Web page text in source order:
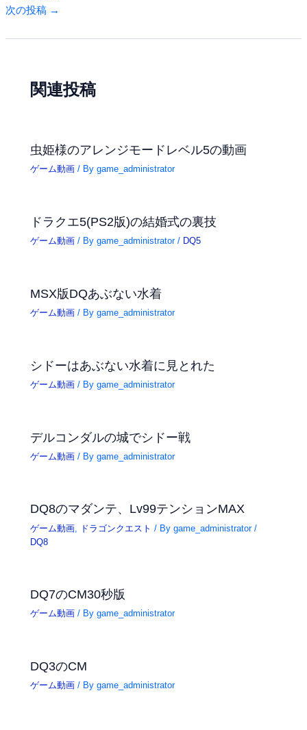
次の投稿 →
関連投稿
虫姫様のアレンジモードレベル5の動画
ゲーム動画 / Bygame_administrator
ドラクエ5(PS2版)の結婚式の裏技
ゲーム動画 / Bygame_administrator/ DQ5
MSX版DQあぶない水着
ゲーム動画 / Bygame_administrator
シドーはあぶない水着に見とれた
ゲーム動画 / Bygame_administrator
デルコンダルの城でシドー戦
ゲーム動画 / Bygame_administrator
DQ8のマダンテ、Lv99テンションMAX
ゲーム動画 ドラゴンクエスト / Bygame_administrator/
DQ8
DQ7のCM30秒版
ゲーム動画 / Bygame_administrator
DQ3のCM
ゲーム動画 / Bygame_administrator